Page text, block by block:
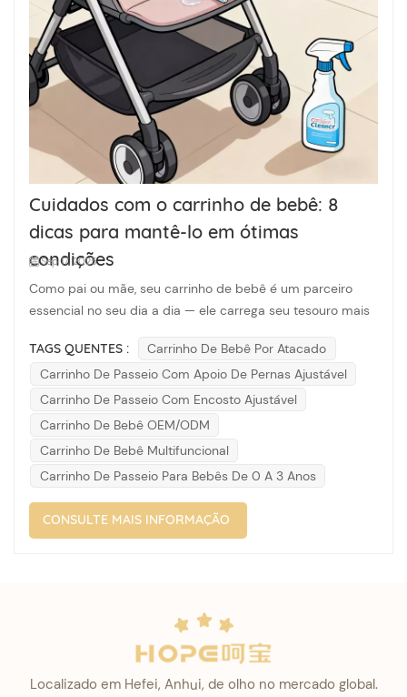
Cuidados com o carrinho de bebê: 8
dicas para mantê-lo em ótimas
condições
Sep 17, 2025
Como pai ou mãe, seu carrinho de bebê é um parceiro
essencial no seu dia a dia — ele carrega seu tesouro mais
para pensar em como cuidar desse equipamento tão
importante? A manutenção regular não só prolonga a vida
útil do seu carrinho, como ta...
TAGS QUENTES :
Carrinho De Bebê Por Atacado
Carrinho De Passeio Com Apoio De Pernas Ajustável
Carrinho De Passeio Com Encosto Ajustável
Carrinho De Bebê OEM/ODM
Carrinho De Bebê Multifuncional
Carrinho De Passeio Para Bebês De 0 A 3 Anos
CONSULTE MAIS INFORMAÇÃO
Localizado em Hefei, Anhui, de olho no mercado global.